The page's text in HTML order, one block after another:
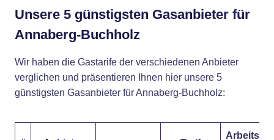
Unsere 5 günstigsten Gasanbieter für
Annaberg-Buchholz
Wir haben die Gastarife der verschiedenen Anbieter
verglichen und präsentieren Ihnen hier unsere 5
günstigsten Gasanbieter für Annaberg-Buchholz: